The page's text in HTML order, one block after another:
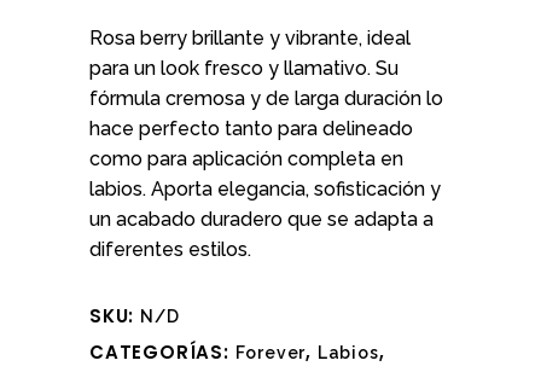
precios:
desde
$ 33.00
hasta
$ 66.00
Rosa berry brillante y vibrante, ideal
para un look fresco y llamativo. Su
fórmula cremosa y de larga duración lo
hace perfecto tanto para delineado
como para aplicación completa en
labios. Aporta elegancia, sofisticación y
un acabado duradero que se adapta a
diferentes estilos.
SKU: N/D
CATEGORÍAS: Forever, Labios,